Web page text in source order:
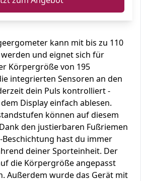
kann mit bis zu 110
und eignet sich für
Körpergröße von 195
integrierten Sensoren an den
dein Puls kontrolliert -
Display einfach ablesen.
können auf diesem
den justierbaren Fußriemen
hast du immer
deiner Sporteinheit. Der
die Körpergröße angepasst
Außerdem wurde das Gerät mit